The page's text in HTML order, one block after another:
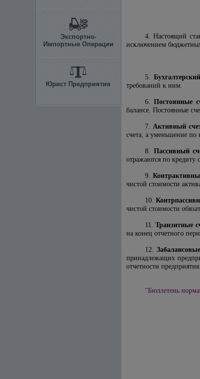
Экспортно-
Импортные Операции
Юрист Предприятия
4. Настоящий
исключением
5.
требований к ним.
6. Постоянные
балансе. Постоянные
7. Активный
счета, а уменьшение по
8. Пассивный
отражаются по кредиту
9.
чистой стоимости
10.
чистой стоимости
11. Транзитные
на конец отчетного
12.
принадлежащих
отчетности предприятия.
"Бюллетень